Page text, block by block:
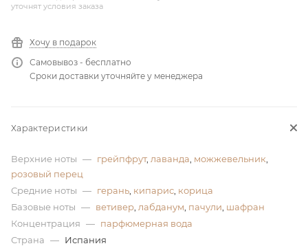
уточнят условия заказа
Хочу в подарок
Самовывоз - бесплатно
Сроки доставки уточняйте у менеджера
Характеристики
Верхние ноты — грейпфрут, лаванда можжевельник
розовый перец
Средние ноты — герань кипарис корица
Базовые ноты — ветивер лабданум пачули шафран
Концентрация — парфюмерная вода
Страна — Испания